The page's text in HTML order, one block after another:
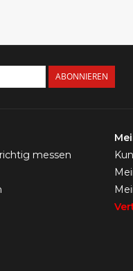
ABONNIEREN
messen